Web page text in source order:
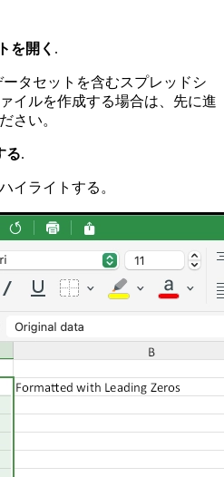
を開く .
ータセットを含むスプレッドシ
イルを作成する場合は、先に進
さい。
る.
イライトする。